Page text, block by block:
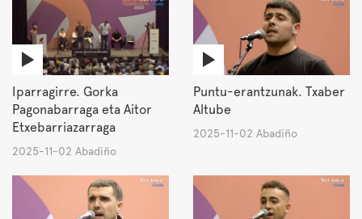
Iparragirre. Gorka
Pagonabarraga eta Aitor
Etxebarriazarraga
2025-11-02 Abadiño
Puntu-erantzunak. Txaber
Altube
2025-11-02 Abadiño